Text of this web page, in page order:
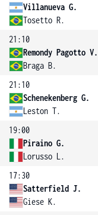
Villanueva G.
Tosetto R.
21:10
Remondy Pagotto V.
Braga B.
21:10
Schenekenberg G.
Leston T.
19:00
Piraino G.
Lorusso L.
17:30
Satterfield J.
Giese K.